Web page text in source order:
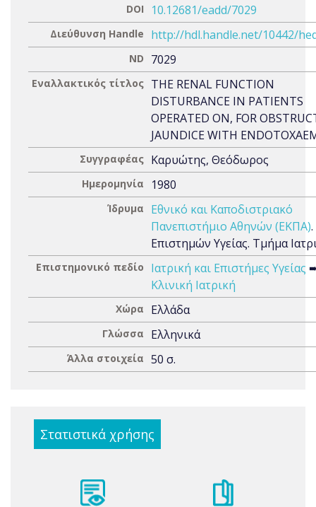
DOI 10.12681/eadd/7029
Διεύθυνση Handle http://hdl.handle.net/10442/
ND 7029
Εναλλακτικός τίτλος THE RENAL FUNCTION
DISTURBANCE IN PATIENTS
OPERATED ON, FOR
JAUNDICE WITH
Συγγραφέας Καρυώτης, Θεόδωρος
Ημερομηνία 1980
Ίδρυμα
Εθνικό και Καποδιστριακό
Πανεπιστήμιο Αθηνών (ΕΚΠΑ)
Επιστημών Υγείας. Τμήμα
Επιστημονικό πεδίο Ιατρική και Επιστήμες Υγείας
Κλινική Ιατρική
Χώρα Ελλάδα
Γλώσσα Ελληνικά
Άλλα στοιχεία 50 σ.
Στατιστικά χρήσης